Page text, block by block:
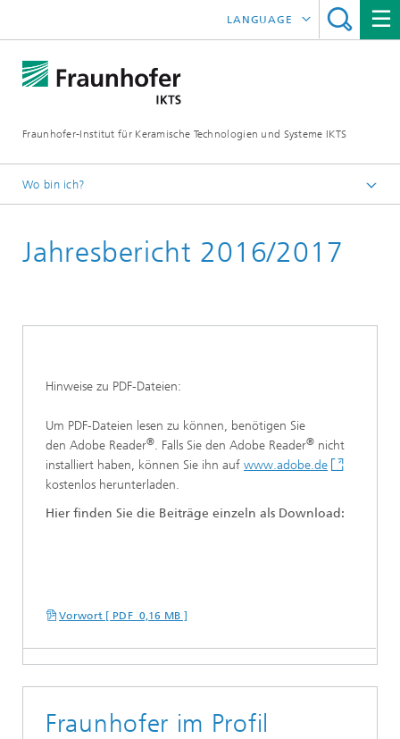
Fraunhofer-Institut für Keramische Technologien und Systeme IKTS
LANGUAGE
ČESKÝ
Wo bin ich?
Downloads
Jahresbericht 2016/2017
Hinweise zu PDF-Dateien:
Um PDF-Dateien lesen zu können, benötigen Sie
den Adobe Reader®. Falls Sie den Adobe Reader® nicht
installiert haben, können Sie ihn auf www.adobe.de
kostenlos herunterladen.
Hier finden Sie die Beiträge einzeln als Download:
Vorwort [ PDF 0,16 MB ]
Fraunhofer im Profil